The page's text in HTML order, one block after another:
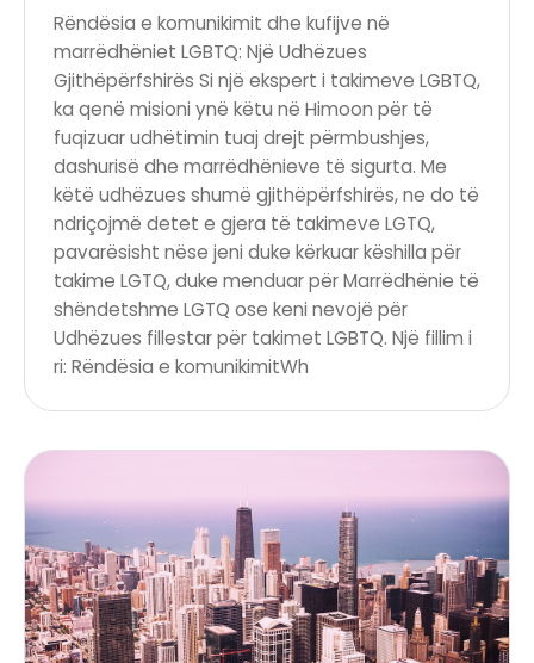
Rëndësia e komunikimit dhe kufijve në
marrëdhëniet LGBTQ: Një Udhëzues
Gjithëpërfshirës Si një ekspert i takimeve LGBTQ,
ka qenë misioni ynë këtu në Himoon për të
fuqizuar udhëtimin tuaj drejt përmbushjes,
dashurisë dhe marrëdhënieve të sigurta. Me
këtë udhëzues shumë gjithëpërfshirës, ​​ne do të
ndriçojmë detet e gjera të takimeve LGTQ,
pavarësisht nëse jeni duke kërkuar këshilla për
takime LGTQ, duke menduar për Marrëdhënie të
shëndetshme LGTQ ose keni nevojë për
Udhëzues fillestar për takimet LGBTQ. Një fillim i
ri: Rëndësia e komunikimitWh